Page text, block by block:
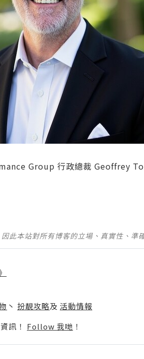
Group 行政總裁 Geoffrey
此本站對所有博客的立場、真實性、準
丶 扮靚攻略及 活動情報
訊！ Follow 我哋 ！